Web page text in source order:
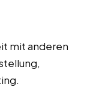
mit anderen